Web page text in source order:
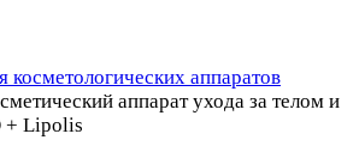
косметологических аппаратов
аппарат ухода за телом и
+ Lipolis